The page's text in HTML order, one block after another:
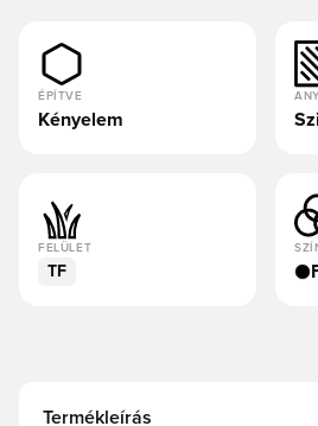
ÉPÍTVE
Kényelem
FELÜLET
TF
Termékleírás